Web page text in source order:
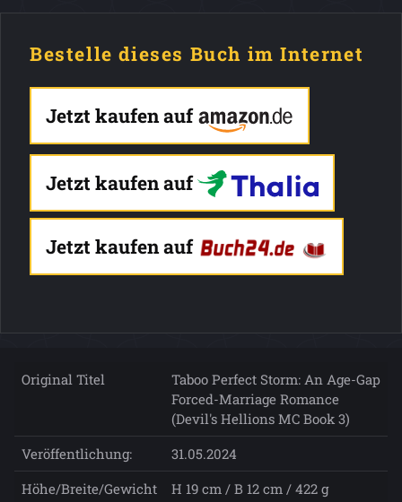
Bestelle dieses Buch im Internet
Jetzt kaufen auf
Jetzt kaufen auf
Jetzt kaufen auf
Original Titel
Taboo Perfect Storm: An Age-Gap
Forced-Marriage Romance
(Devil's Hellions MC Book 3)
Veröffentlichung:
31.05.2024
Höhe/Breite/Gewicht
H 19 cm / B 12 cm / 422 g